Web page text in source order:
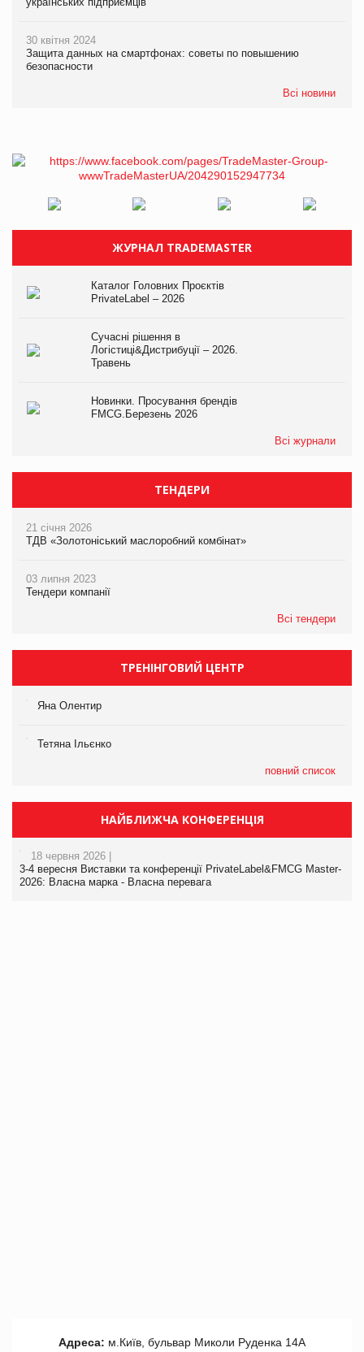
30 квітня 2024
Защита данных на смартфонах: советы по повышению
безопасности
Всі новини
ЖУРНАЛ TRADEMASTER
Каталог Головних Проєктів
PrivateLabel – 2026
Сучасні рішення в
Логістиці&Дистрибуції – 2026.
Травень
Новинки. Просування брендів
FMCG.Березень 2026
Всі журнали
ТЕНДЕРИ
21 січня 2026
ТДВ «Золотоніський маслоробний комбінат»
03 липня 2023
Тендери компанії
Всі тендери
ТРЕНІНГОВИЙ ЦЕНТР
Яна Олентир
Тетяна Ільєнко
повний список
НАЙБЛИЖЧА КОНФЕРЕНЦІЯ
18 червня 2026 |
3-4 вересня Виставки та конференції PrivateLabel&FMCG Master-
2026: Власна марка - Власна перевага
Адреса: м.Київ, бульвар Миколи Руденка 14А